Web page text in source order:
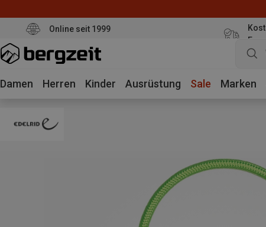
Online seit 1999
Euro
Damen Herren Kinder Ausrüstung Sale Marken